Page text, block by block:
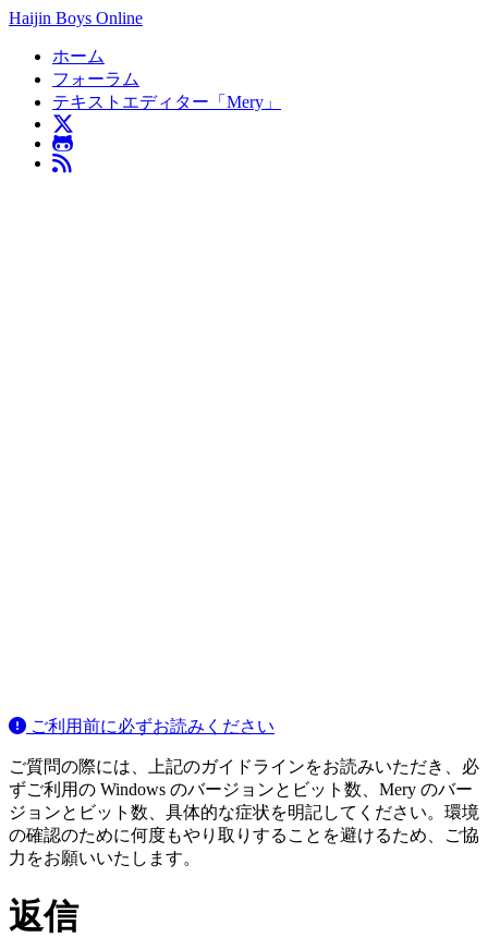
Haijin Boys Online
ホーム
フォーラム
テキストエディター「Mery」
ご利用前に必ずお読みください
ご質問の際には、上記のガイドラインをお読みいただき、必
ずご利用の Windows のバージョンとビット数、Mery のバー
ジョンとビット数、具体的な症状を明記してください。環境
の確認のために何度もやり取りすることを避けるため、ご協
力をお願いいたします。
返信